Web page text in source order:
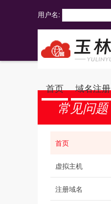
用户名:
首页 域名注册
常见问题
首页
虚拟主机
注册域名